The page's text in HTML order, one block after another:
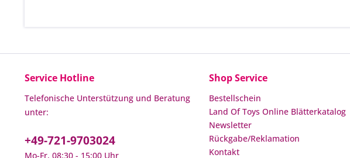
Service Hotline
Telefonische Unterstützung und Beratung
unter:
+49-721-9703024
Mo-Fr, 08:30 - 15:00 Uhr
Shop Service
Bestellschein
Land Of Toys Online Blätterkatalog
Newsletter
Rückgabe/Reklamation
Kontakt